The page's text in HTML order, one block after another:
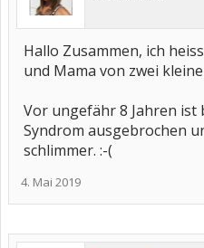
Hallo Zusammen, ich
und Mama von zwei
Vor ungefähr 8 Jahren ist
Syndrom ausgebrochen
schlimmer. :-(
4. Mai 2019